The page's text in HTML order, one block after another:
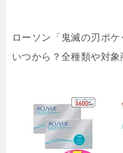
ローソン「鬼滅の刃ポ
いつから？全種類や対象